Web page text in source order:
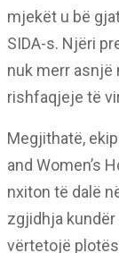
mjekët u bë
SIDA-s. Njëri
nuk merr asnjë
rishfaqjeje të
Megjithatë,
and Women’s
nxiton të dalë
zgjidhja
vërtetojë